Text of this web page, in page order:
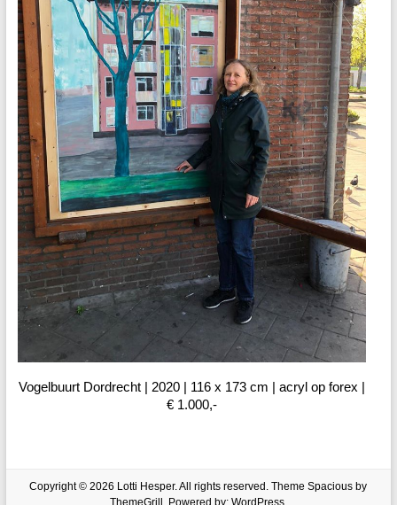
Vogelbuurt Dordrecht | 2020 | 116 x 173 cm | acryl op forex |
€ 1.000,-
Copyright © 2026 Lotti Hesper. All rights reserved. ThemeSpacious by